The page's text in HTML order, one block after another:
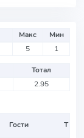
Макс
Мин
5 1
Тотал
2.95
Гости Т